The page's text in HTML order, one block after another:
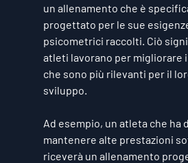
un allenamento che è
progettato per le sue
psicometrici raccolti. Ciò
atleti lavorano per migliorare
che sono più rilevanti per il
sviluppo.
Ad esempio, un atleta che ha
mantenere alte prestazioni
riceverà un allenamento